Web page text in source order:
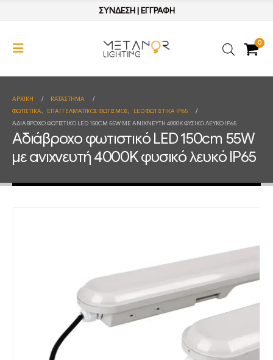
ΣΥΝΔΕΣΗ| ΕΓΓΡΑΦΗ
0
ΑΡΧΙΚΉ
ΚΑΤΆΣΤΗΜΑ
ΦΩΤΙΣΤΙΚΑ, ΕΠΑΓΓΕΛΜΑΤΙΚΟΣ ΦΩΤΙΣΜΟΣ,
LED ΦΩΤΙΣΤΙΚΑ IP65
ΑΔΙΆΒΡΟΧΟ ΦΩΤΙΣΤΙΚΌ LED 150CM 55W ΜΕ ΑΝΙΧΝΕΥΤΉ 4000K ΦΥΣΙΚΌ ΛΕΥΚΌ IP65
Αδιάβροχο φωτιστικό LED 150cm 55W
με ανιχνευτή 4000K φυσικό λευκό IP65